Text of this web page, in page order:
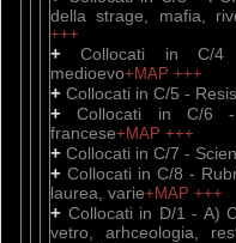
della strage, mafia,
+++
+Collocati in C/
medioevo+MAP +++
+ Collocati in C/5 -
+Collocati in C/6
francese+MAP +++
+ Collocati in C/7 -
+ Collocati in C/8 -
laurea, varie+MAP +++
+ Collocati in D/1 - A)
vetro, arhceologia,